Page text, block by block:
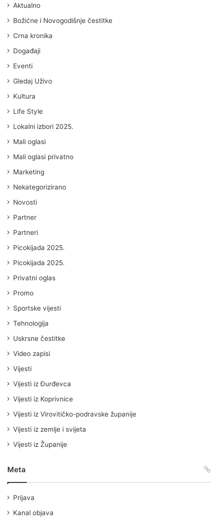
Aktualno
Božićne i Novogodišnje čestitke
Crna kronika
Događaji
Eventi
Gledaj Uživo
Kultura
Life Style
Lokalni izbori 2025.
Mali oglasi
Mali oglasi privatno
Marketing
Nekategorizirano
Novosti
Partner
Partneri
Picokijada 2025.
Picokijada 2025.
Privatni oglas
Promo
Sportske vijesti
Tehnologija
Uskrsne čestitke
Video zapisi
Vijesti
Vijesti iz Đurđevca
Vijesti iz Koprivnice
Vijesti iz Virovitičko-podravske županije
Vijesti iz zemlje i svijeta
Vijesti iz Županije
Meta
Prijava
Kanal objava